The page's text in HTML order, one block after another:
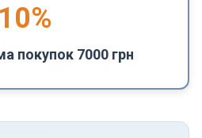
10%
покупок 7000 грн